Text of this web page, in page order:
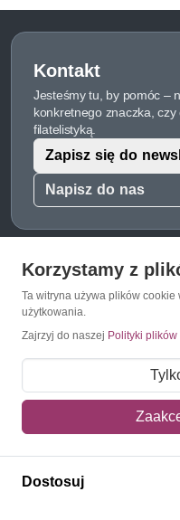
Kontakt
Jesteśmy tu, by pomóc –
konkretnego znaczka,
filatelistyką.
Napisz do nas
Zapisz się do
O Znaczkopol.pl
O nas
Blog
Regulamin
Polityka prywatności
Mapa strony
Kontakt
Korzystamy z
Ta witryna używa plików
użytkowania.
Zajrzyj do naszej Polityki plików
Dostosuj